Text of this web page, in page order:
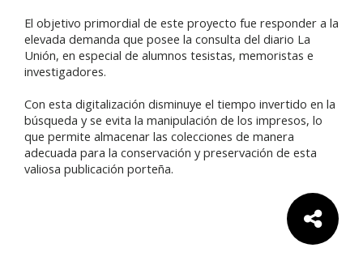
El objetivo primordial de este proyecto fue responder a la
elevada demanda que posee la consulta del diario La
Unión, en especial de alumnos tesistas, memoristas e
investigadores.
Con esta digitalización disminuye el tiempo invertido en la
búsqueda y se evita la manipulación de los impresos, lo
que permite almacenar las colecciones de manera
adecuada para la conservación y preservación de esta
valiosa publicación porteña.